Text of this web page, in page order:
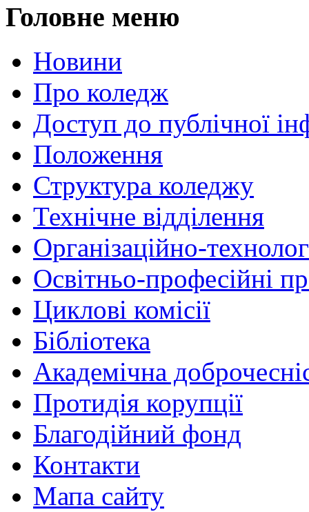
Головне меню
Новини
Про коледж
Доступ до публічної
Положення
Структура коледжу
Технічне відділення
Організаційно-
Освітньо-професійні
Циклові комісії
Бібліотека
Академічна
Протидія корупції
Благодійний фонд
Контакти
Мапа сайту